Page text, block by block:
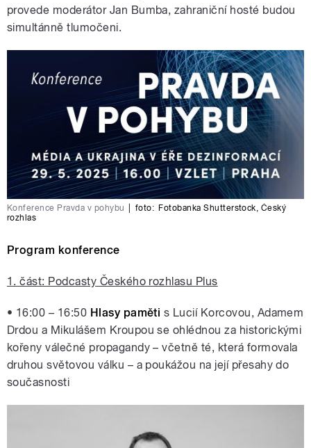
provede moderátor Jan Bumba, zahraniční hosté budou
simultánně tlumočeni.
Konference Pravda v pohybu foto: Fotobanka Shutterstock Český
rozhlas
Program konference
1. část: Podcasty Českého rozhlasu Plus
• 16:00 – 16:50 Hlasy paměti s Lucií Korcovou, Adamem
Drdou a Mikulášem Kroupou se ohlédnou za historickými
kořeny válečné propagandy – včetně té, která formovala
druhou světovou válku – a poukážou na její přesahy do
současnosti